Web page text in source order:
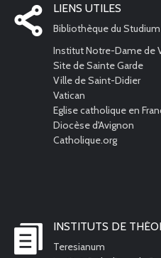
LIENS UTILES
Bibliothèque du
Institut Notre-Dame de
Site de Sainte Garde
Ville de Saint-Didier
Vatican
Eglise catholique en
Diocèse d'Avignon
Catholique.org
INSTITUTS DE
Teresianum